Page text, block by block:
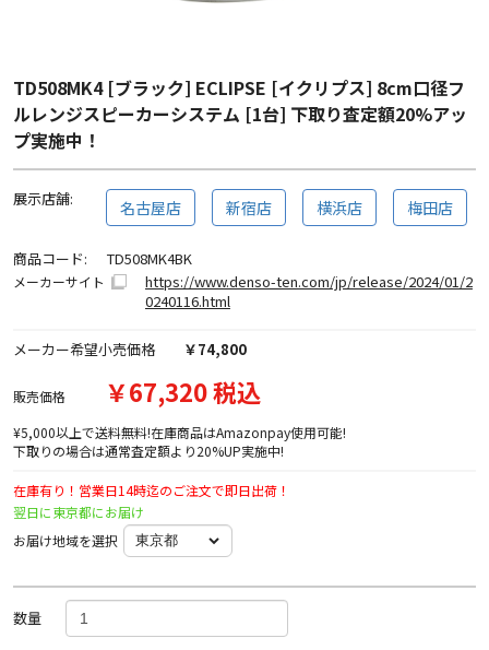
TD508MK4 [ブラック] ECLIPSE [イクリプス] 8cm口径フ
ルレンジスピーカーシステム [1台] 下取り査定額20%アッ
プ実施中！
展示店舗: 名古屋店 新宿店 横浜店 梅田店
商品コード: TD508MK4BK
メーカーサイト
https://www.denso-ten.com/jp/release/2024/01/2
0240116.html
メーカー希望小売価格 ￥74,800
販売価格 ￥67,320 税込
¥5,000以上で送料無料!在庫商品はAmazonpay使用可能!
下取りの場合は通常査定額より20%UP実施中!
在庫有り！営業日14時迄のご注文で即日出荷！
翌日に東京都にお届け
お届け地域を選択
数量